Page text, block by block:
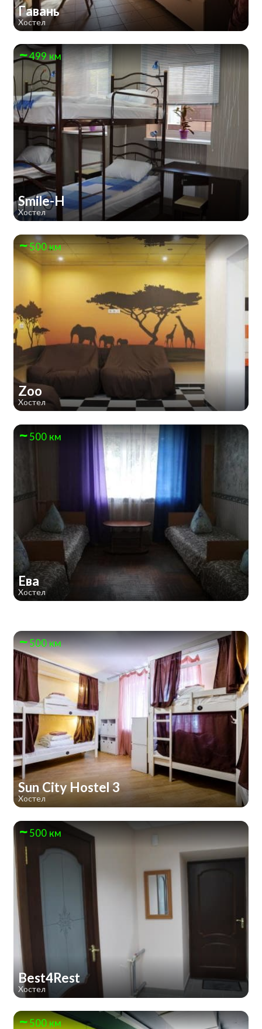
Гавань
Хостел
499 км
Smile-H
Хостел
500 км
Zoo
Хостел
500 км
Ева
Хостел
500 км
Sun City Hostel 3
Хостел
500 км
Best4Rest
Хостел
500 км